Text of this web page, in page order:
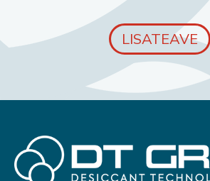
LISATEAVE